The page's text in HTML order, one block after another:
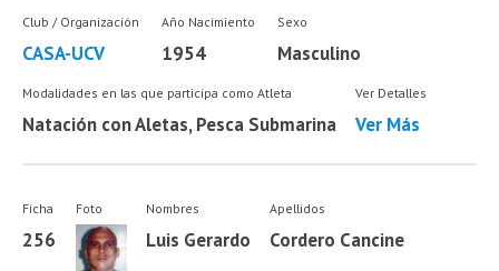
Club / Organización
CASA-UCV
Año Nacimiento
1954
Sexo
Masculino
Modalidades en las que participa como Atleta
Natación con Aletas, Pesca Submarina
Ver Detalles
Ver Más
Ficha
256
Foto Nombres
Luis Gerardo
Apellidos
Cordero Cancine